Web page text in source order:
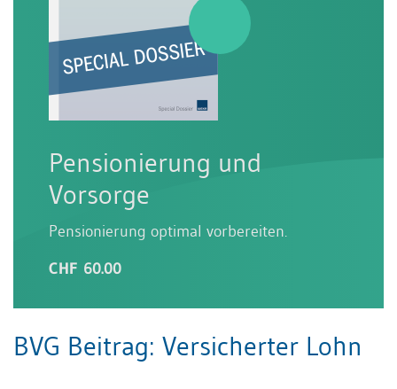
Pensionierung und
Vorsorge
Pensionierung optimal vorbereiten.
CHF 60.00
BVG Beitrag: Versicherter Lohn